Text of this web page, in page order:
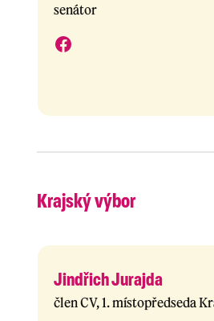
senátor
Krajský výbor
Jindřich Jurajda
člen CV, 1. místopředseda